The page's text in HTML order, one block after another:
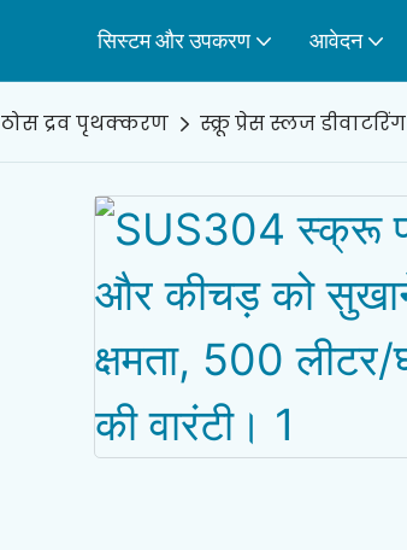
सिस्टम और उपकरण आवेदन
ठोस द्रव पृथक्करण स्क्रू प्रेस स्लज डीवाटरिंग